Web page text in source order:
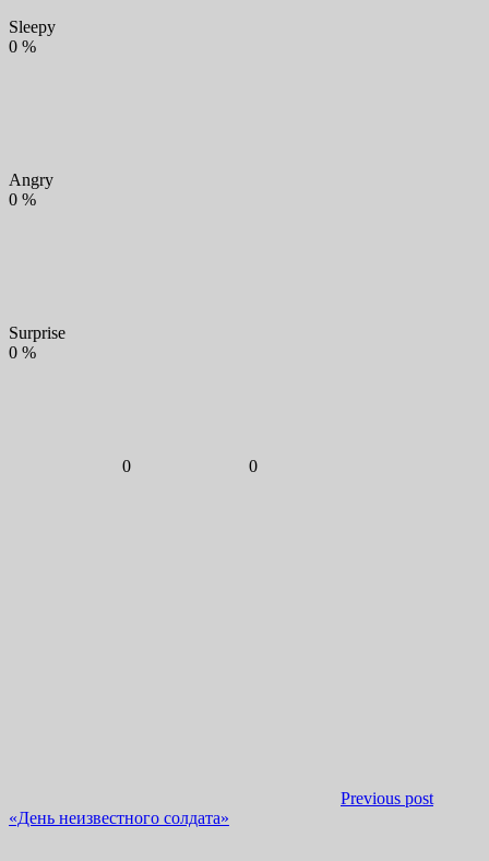
Sleepy
0 %
Angry
0 %
Surprise
0 %
0 0
Previous post
«День неизвестного солдата»